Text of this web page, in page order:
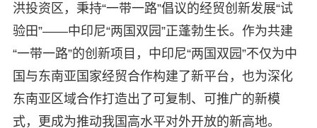
洪投资区，秉持“一带一路”倡议的经贸创新发展“试
验田”——中印尼“两国双园”正蓬勃生长。作为共建
“一带一路”的创新项目，中印尼“两国双园”不仅为中
国与东南亚国家经贸合作构建了新平台，也为深化
东南亚区域合作打造出了可复制、可推广的新模
式，更成为推动我国高水平对外开放的新高地。